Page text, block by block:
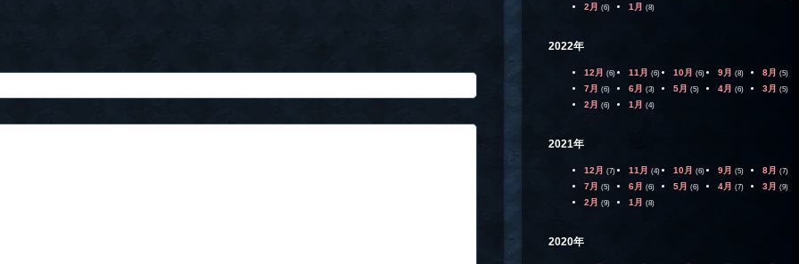
2月 (6) 1月 (8)
2022年
12月 (6) 11月 (6) 10月 (6) 9月 (8) 8月 (5)
7月 (6) 6月 (3) 5月 (5) 4月 (6) 3月 (5)
2月 (6) 1月 (4)
2021年
12月 (7) 11月 (4) 10月 (6) 9月 (5) 8月 (7)
7月 (5) 6月 (6) 5月 (6) 4月 (7) 3月 (9)
2月 (9) 1月 (8)
2020年